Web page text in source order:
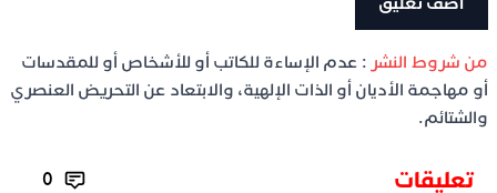
من شروط النشر: عدم الإساءة للكاتب أو للأشخاص أو للمقدسات
أو مهاجمة الأديان أو الذات الإلهية، والابتعاد عن التحريض العنصري
والشتائم.
تعليقات 0